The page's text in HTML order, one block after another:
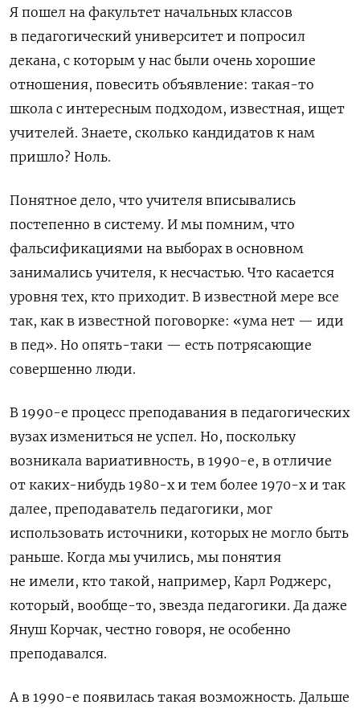
Я пошел на факультет начальных классов
в педагогический университет и попросил
декана, с которым у нас были очень хорошие
отношения, повесить объявление: такая-то
школа с интересным подходом, известная, ищет
учителей. Знаете, сколько кандидатов к нам
пришло? Ноль.
Понятное дело, что учителя вписывались
постепенно в систему. И мы помним, что
фальсификациями на выборах в основном
занимались учителя, к несчастью. Что касается
уровня тех, кто приходит. В известной мере все
так, как в известной поговорке: «ума нет — иди
в пед». Но опять-таки — есть потрясающие
совершенно люди.
В 1990-е процесс преподавания в педагогических
вузах измениться не успел. Но, поскольку
возникала вариативность, в 1990-е, в отличие
от каких-нибудь 1980-х и тем более 1970-х и так
далее, преподаватель педагогики, мог
использовать источники, которых не могло быть
раньше. Когда мы учились, мы понятия
не имели, кто такой, например, Карл Роджерс,
который, вообще-то, звезда педагогики. Да даже
Януш Корчак, честно говоря, не особенно
преподавался.
А в 1990-е появилась такая возможность. Дальше